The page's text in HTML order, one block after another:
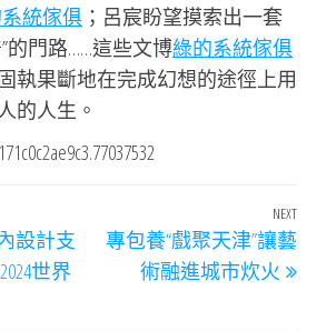
統傢俱 ；呂宸盼望摸索出一套
的門路……這些文博綠的系統傢俱
執果斷地在完成幻想的途徑上用
的人生。
內設計支
世界
Next
Post
NEXT
專包養“戲聚天津”讓藝
術融進城市炊火